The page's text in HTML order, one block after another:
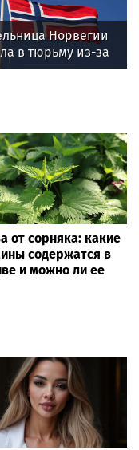
Норвегии
в тюрьму из-за
имени сына
от сорняка: какие
содержатся в
и можно ли ее